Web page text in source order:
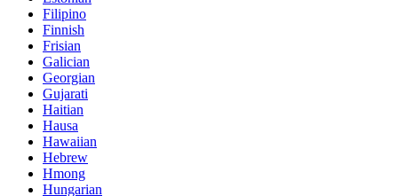
Filipino
Finnish
Frisian
Galician
Georgian
Gujarati
Haitian
Hausa
Hawaiian
Hebrew
Hmong
Hungarian